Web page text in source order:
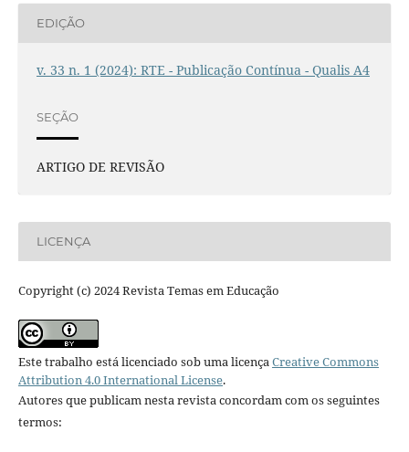
EDIÇÃO
v. 33 n. 1 (2024): RTE - Publicação Contínua - Qualis A4
SEÇÃO
ARTIGO DE REVISÃO
LICENÇA
Copyright (c) 2024 Revista Temas em Educação
Este trabalho está licenciado sob uma licençaCreative Commons
Attribution 4.0 International License.
Autores que publicam nesta revista concordam com os seguintes
termos: